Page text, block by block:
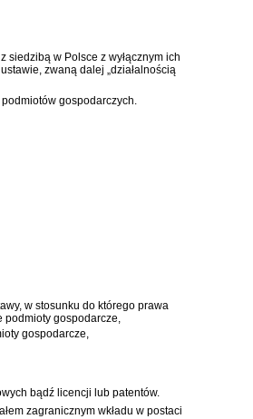
siedzibą w Polsce z wyłącznym ich
zwaną dalej „działalnością
gospodarczych.
w stosunku do którego prawa
podmioty gospodarcze,
gospodarcze,
bądź licencji lub patentów.
zagranicznym wkładu w postaci